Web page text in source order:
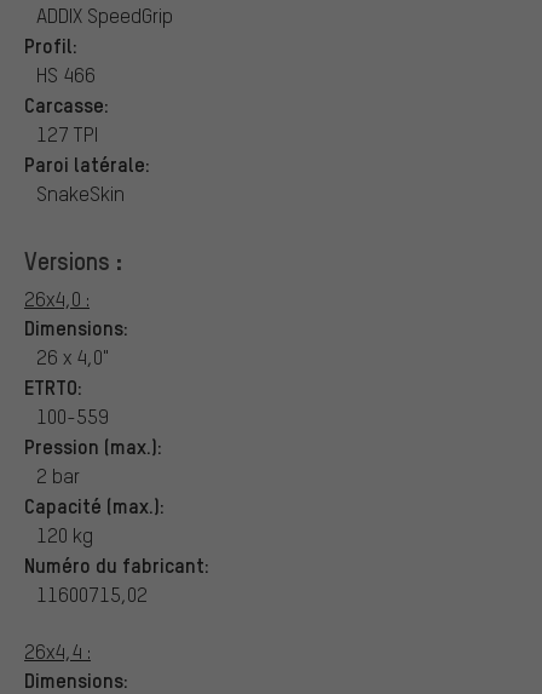
ADDIX SpeedGrip
Profil:
HS 466
Carcasse:
127 TPI
Paroi latérale:
SnakeSkin
Versions :
26x4,0 :
Dimensions:
26 x 4,0"
ETRTO:
100-559
Pression (max.):
2 bar
Capacité (max.):
120 kg
Numéro du fabricant:
11600715,02
26x4,4 :
Dimensions: